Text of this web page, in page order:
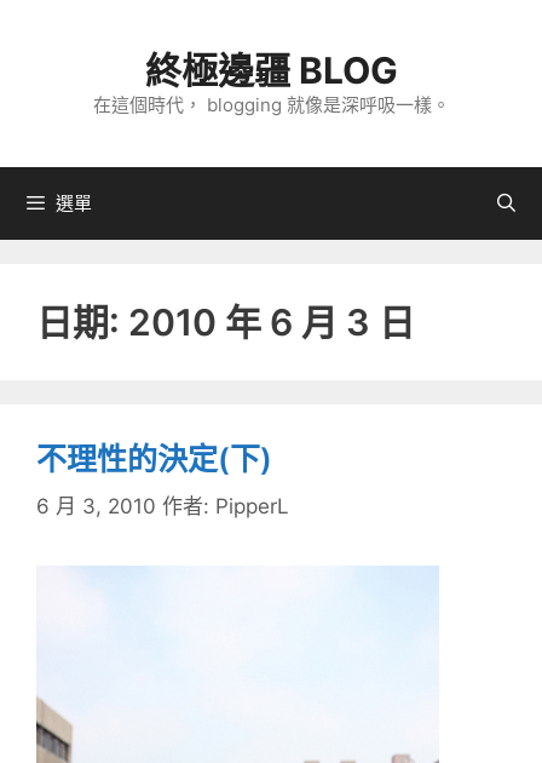
內
終極邊疆 BLOG
在這個時代， blogging 就像是深呼吸一樣。
選單
日期: 2010 年 6 月 3 日
不理性的決定(下)
6 月 3, 2010 作者: PipperL